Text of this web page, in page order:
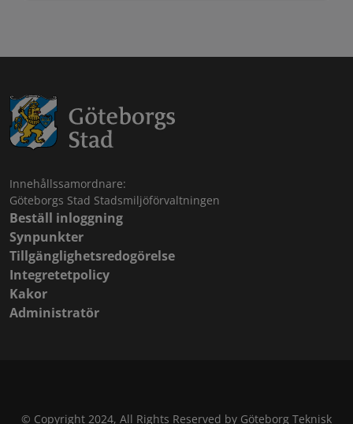
Innehållssamordnare:
Göteborgs Stad Stadsmiljöförvaltningen
Beställ inloggning
Synpunkter
Tillgänglighetsredogörelse
Integretetpolicy
Kakor
Administratör
© Copyright 2024, All Rights Reserved by Göteborg Teknisk